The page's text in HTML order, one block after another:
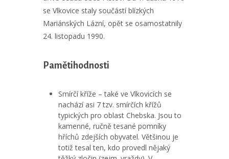
se Vlkovice staly součástí blízkých
Mariánských Lázní, opět se osamostatnily
24. listopadu 1990.
Pamětihodnosti
Smírčí kříže – také ve Vlkovicích se
nachází asi 7 tzv. smírčích křížů
typických pro oblast Chebska. Jsou to
kamenné, ručně tesané pomníky
hříchů zdejších obyvatel. Většinou je
totiž tesal ten, kdo provedl nějaký